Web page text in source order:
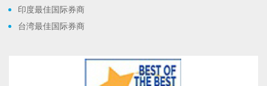
印度最佳国际券商
台湾最佳国际券商